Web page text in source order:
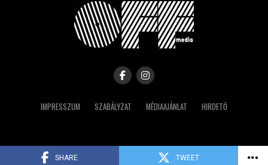
SHARE TWEET
IMPRESSZUM SZABÁLYZAT MÉDIAAJÁNLAT HIRDETŐ
Copyright © 2023 IRK